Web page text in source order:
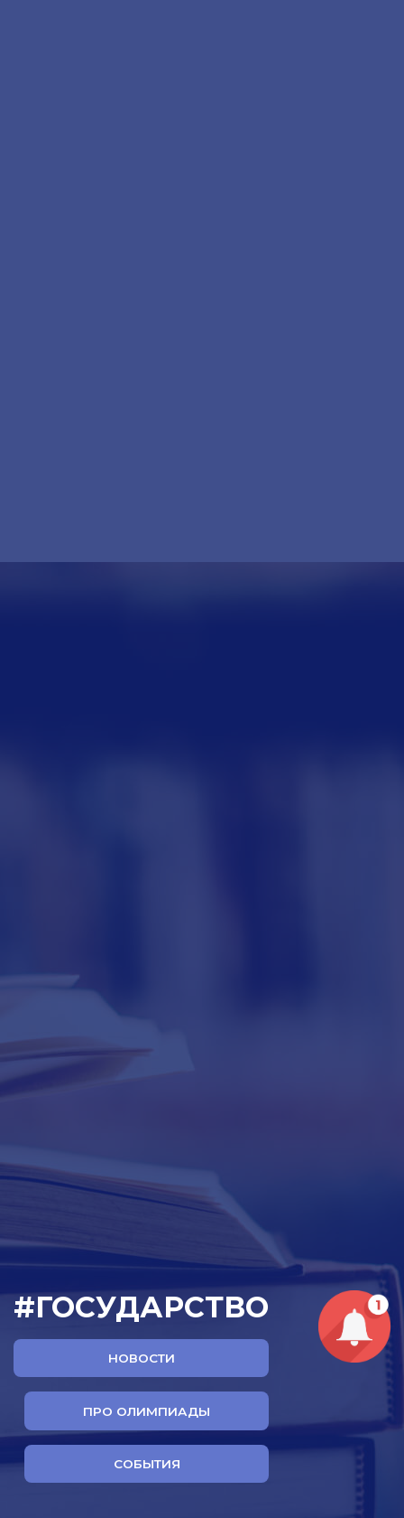
#ГОСУДАРСТВО
НОВОСТИ
ПРО ОЛИМПИАДЫ
СОБЫТИЯ